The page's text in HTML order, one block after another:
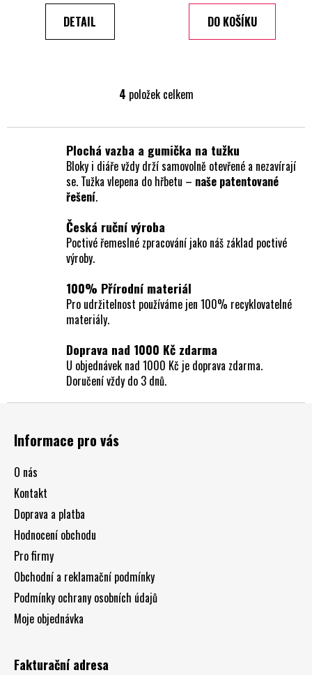
DETAIL DO KOŠÍKU
O
l
á
d
a
c
p
r
v
y
v
ý
i
s
u
4 položek celkem
Plochá vazba a gumička na tužku
Bloky i diáře vždy drží samovolně otevřené a nezavírají
se. Tužka vlepena do hřbetu – naše patentované
řešení.
Česká ruční výroba
Poctivé řemeslné zpracování jako náš základ poctivé
výroby.
100% Přírodní materiál
Pro udržitelnost používáme jen 100% recyklovatelné
materiály.
Doprava nad 1000 Kč zdarma
U objednávek nad 1000 Kč je doprava zdarma.
Doručení vždy do 3 dnů.
Informace pro vás
O nás
Kontakt
Doprava a platba
Hodnocení obchodu
Pro firmy
Obchodní a reklamační podmínky
Podmínky ochrany osobních údajů
Moje objednávka
Fakturační adresa